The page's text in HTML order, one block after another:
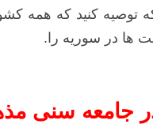
کنید که همه
ها در سوریه را.
جامعه سنی